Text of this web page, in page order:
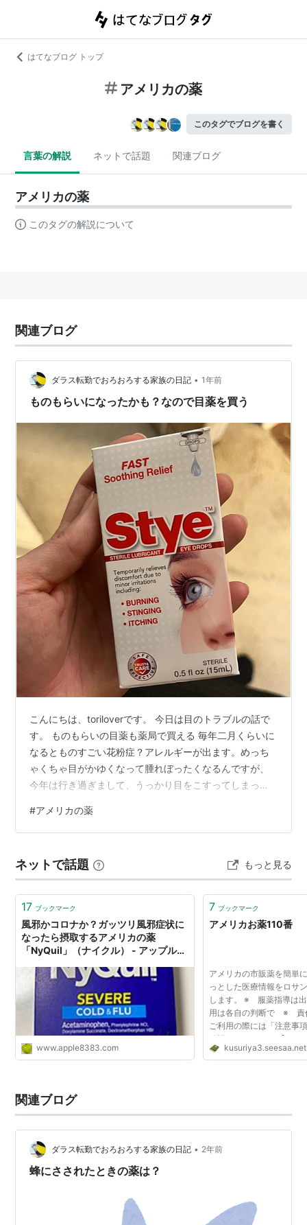
はてなブログ トップ
アメリカの薬
このタグでブログを書く
言葉の解説 ネットで話題 関連ブログ
アメリカの薬
このタグの解説について
関連ブログ
ダラス転勤でおろおろする家族の日記 • 1年前
ものもらいになったかも？なので目薬を買う
こんにちは、toriloverです。 今日は目のトラブルの話で
す。 ものもらいの目薬も薬局で買える 毎年二月くらいに
なるとものすごい花粉症？アレルギーが出ます。めっち
ゃくちゃ目がかゆくなって腫れぼったくなるんですが、
今年は行き過ぎまして、うっかり目をこすってしまった
まったりしてものもらいっぽい感じになってしまいまし
た。 そんなわけで慌ててものもらいの目薬って買えるの
ら、Styeというらしいです。 日本では見たことないです
が、軟膏バージョンもあります。下瞼ひっぱって、ちょ
んと乗せ…
#アメリカの薬
ネットで話題 もっと見る
17 ブックマーク
風邪かコロナか？ガッツリ風邪症状に
なったら摂取するアメリカの薬
「NyQuil」（ナイクル） - アップルマ
www.apple8383.com
7 ブックマーク
アメリカお薬110番
アメリカの市販薬を簡単
っとした医療情報をロサ
します。 ※ 服薬指導
用は各自の判断で ※ 責
ご利用の際には「注意事
確認して下さい。 【
Dayquil＆Nyquil とよく
kusuriya3.seesaa.net
関連ブログ
ダラス転勤でおろおろする家族の日記 • 2年前
蜂にさされたときの薬は？